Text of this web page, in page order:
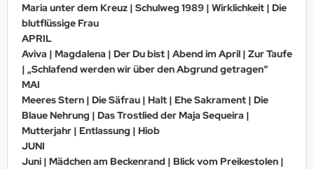
Maria unter dem Kreuz | Schulweg 1989 | Wirklichkeit | Die
blutflüssige Frau
APRIL
Aviva | Magdalena | Der Du bist | Abend im April | Zur Taufe
| „Schlafend werden wir über den Abgrund getragen“
MAI
Meeres Stern | Die Säfrau | Halt | Ehe Sakrament | Die
Blaue Nehrung | Das Trostlied der Maja Sequeira |
Mutterjahr | Entlassung | Hiob
JUNI
Juni | Mädchen am Beckenrand | Blick vom Preikestolen |